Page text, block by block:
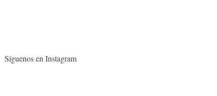
Síguenos en Instagram